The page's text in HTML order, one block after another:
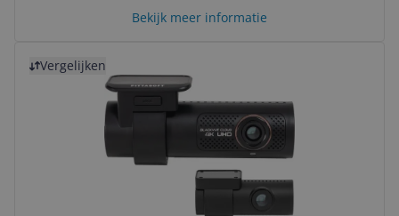
Bekijk meer informatie
Vergelijken